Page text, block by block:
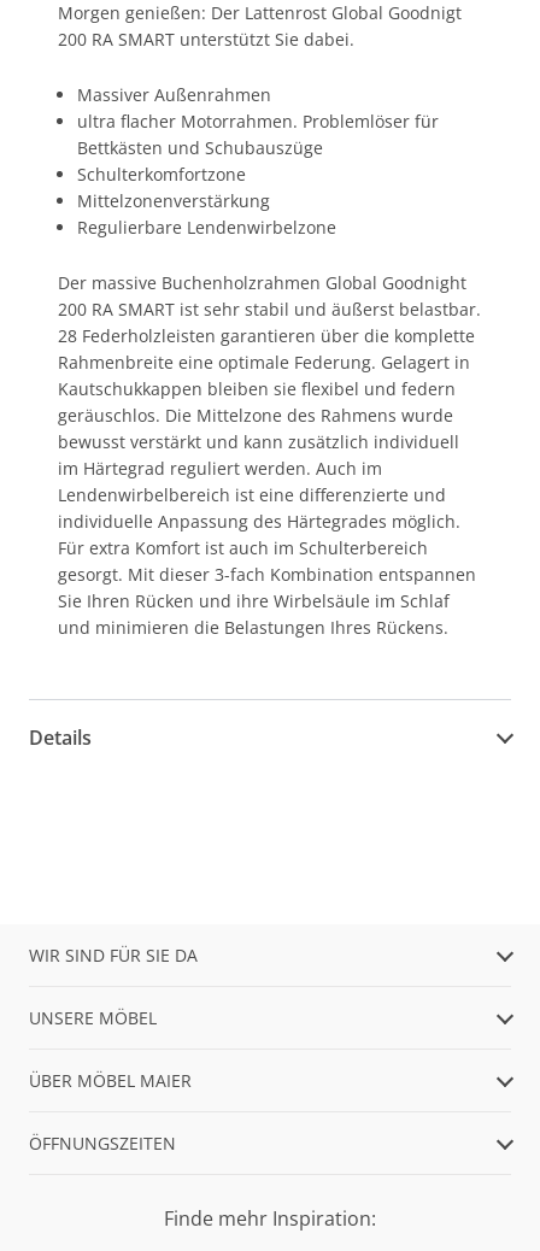
Morgen genießen: Der Lattenrost Global Goodnigt
200 RA SMART unterstützt Sie dabei.
Massiver Außenrahmen
ultra flacher Motorrahmen. Problemlöser für
Bettkästen und Schubauszüge
Schulterkomfortzone
Mittelzonenverstärkung
Regulierbare Lendenwirbelzone
Der massive Buchenholzrahmen Global Goodnight
200 RA SMART ist sehr stabil und äußerst belastbar.
28 Federholzleisten garantieren über die komplette
Rahmenbreite eine optimale Federung. Gelagert in
Kautschukkappen bleiben sie flexibel und federn
geräuschlos. Die Mittelzone des Rahmens wurde
bewusst verstärkt und kann zusätzlich individuell
im Härtegrad reguliert werden. Auch im
Lendenwirbelbereich ist eine differenzierte und
individuelle Anpassung des Härtegrades möglich.
Für extra Komfort ist auch im Schulterbereich
gesorgt. Mit dieser 3-fach Kombination entspannen
Sie Ihren Rücken und ihre Wirbelsäule im Schlaf
und minimieren die Belastungen Ihres Rückens.
Details
WIR SIND FÜR SIE DA
UNSERE MÖBEL
ÜBER MÖBEL MAIER
ÖFFNUNGSZEITEN
Finde mehr Inspiration: